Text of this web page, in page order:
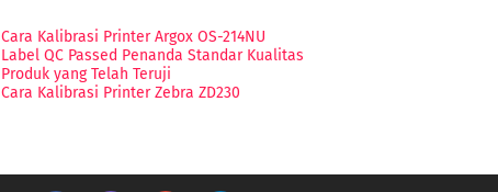
Cara Kalibrasi Printer Argox OS-214NU
Label QC Passed Penanda Standar Kualitas
Produk yang Telah Teruji
Cara Kalibrasi Printer Zebra ZD230